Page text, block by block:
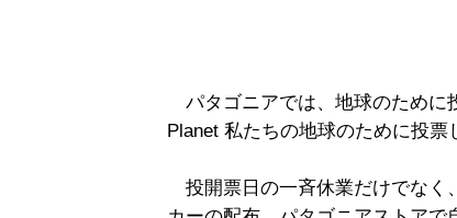
パタゴニアでは、地球のために
Planet 私たちの地球のために投票
投開票日の一斉休業だけでなく